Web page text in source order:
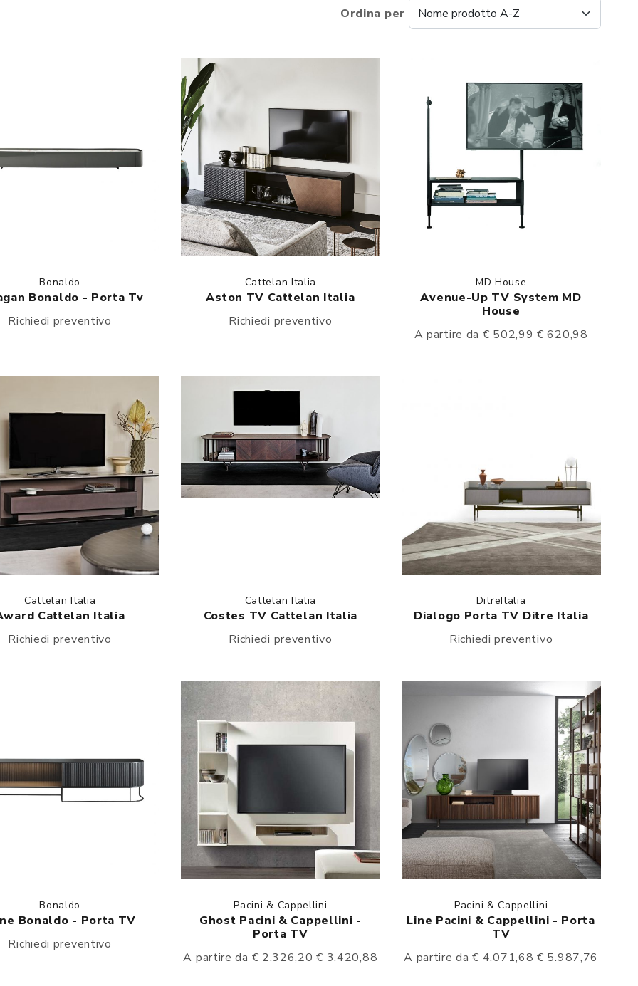
Ordina per
Bonaldo
Bonaldo - Porta Tv
Richiedi preventivo
Cattelan Italia
Aston TV Cattelan Italia
Richiedi preventivo
MD House
Avenue-Up TV System MD
House
A partire da € 502,99€ 620,98
Cattelan Italia
Cattelan Italia
Richiedi preventivo
Cattelan Italia
Costes TV Cattelan Italia
Richiedi preventivo
DitreItalia
Dialogo Porta TV Ditre Italia
Richiedi preventivo
Bonaldo
Bonaldo - Porta TV
Richiedi preventivo
Pacini & Cappellini
Ghost Pacini & Cappellini -
Porta TV
A partire da € 2.326,20€ 3.420,88
Pacini & Cappellini
Line Pacini & Cappellini - Porta
TV
A partire da € 4.071,68€ 5.987,76